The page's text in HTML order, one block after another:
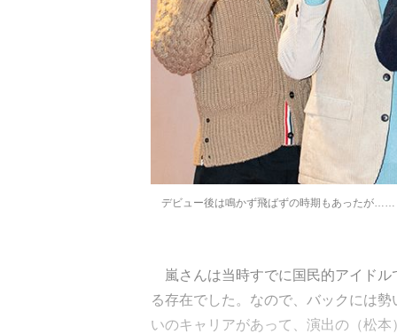
デビュー後は鳴かず飛ばずの時期もあったが……
嵐さんは当時すでに国民的アイドル
る存在でした。なので、バックには
いのキャリアがあって、演出の（松